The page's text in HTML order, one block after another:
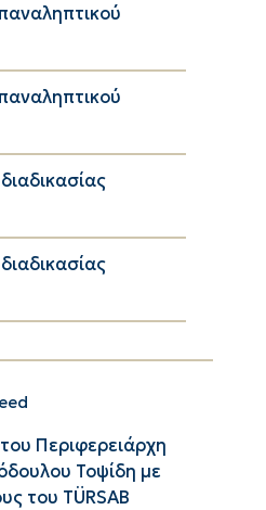
Περιφερειάρχη
Τοψίδη με
του TÜRSAB